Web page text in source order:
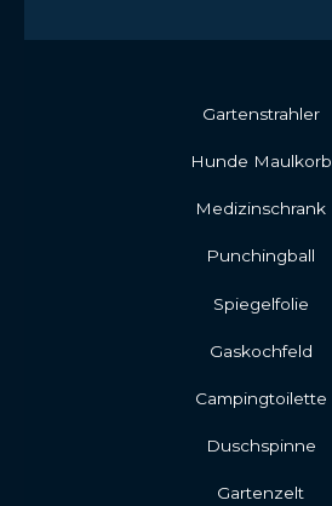
Gartenstrahler
Hunde Maulkorb
Medizinschrank
Punchingball
Spiegelfolie
Gaskochfeld
Campingtoilette
Duschspinne
Gartenzelt